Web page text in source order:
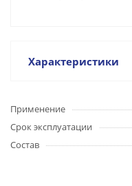
Характеристики
Применение
Срок эксплуатации
Состав